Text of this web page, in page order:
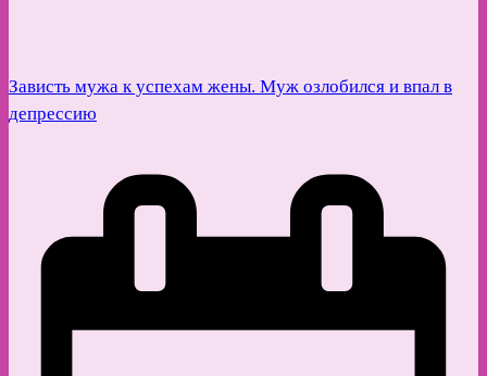
Зависть мужа к успехам жены. Муж озлобился и впал в
депрессию